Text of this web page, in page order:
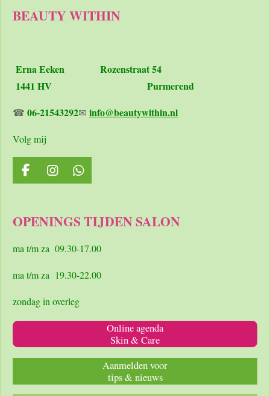
BEAUTY WITHIN
Erna Eeken Rozenstraat 54
1441 HV Purmerend
☎ 06-21543292✉ info@beautywithin.nl
Volg mij
F
a
b
o
I
n
a
r
m
W
h
s
p
OPENINGS TIJDEN SALON
ma t/m za 09.30-17.00
ma t/m za 19.30-22.00
zondag in overleg
Online agenda
Skin & Care
Aanmelden voor
tips & nieuws